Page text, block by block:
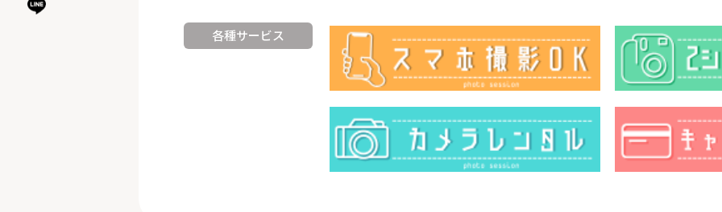
各種サービス